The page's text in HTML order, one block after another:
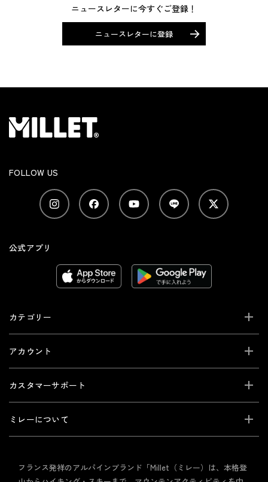
ニュースレターに今すぐご登録！
ニュースレターに登録
FOLLOW US
公式アプリ
カテゴリー
アカウント
カスタマーサポート
ミレーについて
フランス発祥のアルパインブランド「Millet（ミレー）は、本格登